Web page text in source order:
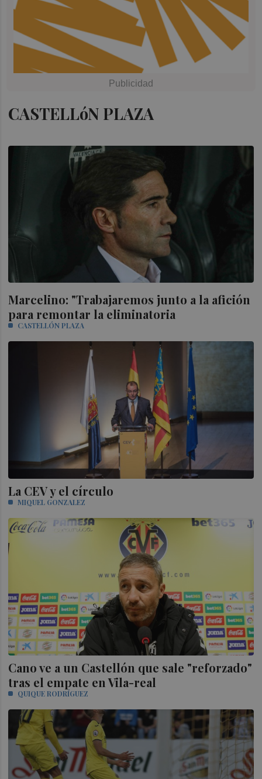
CASTELLóN PLAZA
Marcelino: "Trabajaremos junto a la afición
para remontar la eliminatoria
CASTELLÓN PLAZA
La CEV y el círculo
MIQUEL GONZALEZ
Cano ve a un Castellón que sale "reforzado"
tras el empate en Vila-real
QUIQUE RODRÍGUEZ